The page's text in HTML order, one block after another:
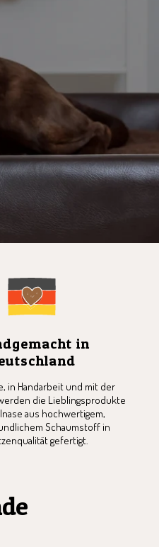
in
in Handarbeit und mit der
die Lieblingsprodukte
aus hochwertigem,
Schaumstoff in
gefertigt.